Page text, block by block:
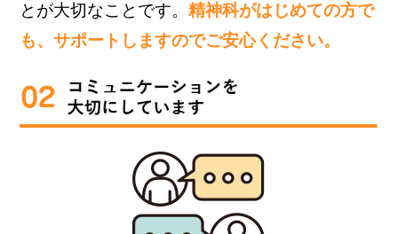
とが大切なことです。精神科がはじめての方で
も、サポートしますのでご安心ください。